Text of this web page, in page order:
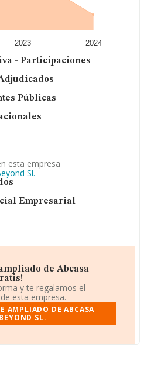
de empleados de las
alcanza los 17 años
S.L
se emplea en
exportación. la venta al mayor
ropa de hogar, calzado y
material electrico, etc. Se ha
el ranking de provincia frente
2023 2024
- Participaciones
Públicas
esta empresa
Sl.
Empresarial
de Abcasa
y te regalamos el
esta empresa.
AMPLIADO DE ABCASA
BEYOND SL.